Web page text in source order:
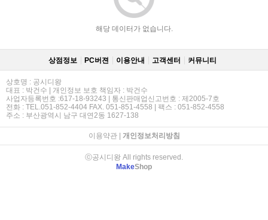
해당 데이터가 없습니다.
상점정보 PC버젼 이용안내 고객센터 커뮤니티
상호명 : 공시디왕
대표 : 박건수 | 개인정보 보호 책임자 : 박건수
사업자등록번호 :617-18-93243 | 통신판매업신고번호 : 제2005-7호
전화 : TEL.051-852-4404 FAX. 051-851-4558 | 팩스 : 051-852-4558
주소 : 부산광역시 남구 대연2동 1627-138
이용약관| 개인정보처리방침
ⓒ공시디왕 All rights reserved.
MakeShop